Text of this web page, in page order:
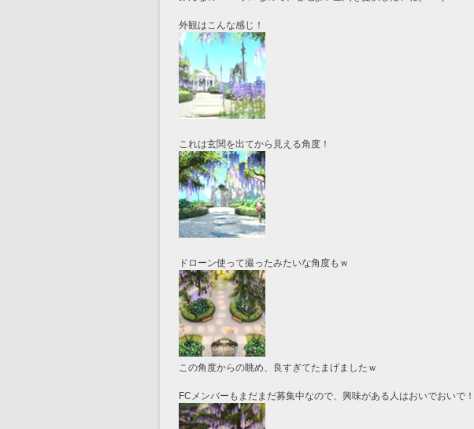
外観はこんな感じ！
これは玄関を出てから見える角度！
ドローン使って撮ったみたいな角度もｗ
この角度からの眺め、良すぎてたまげましたｗ
FCメンバーもまだまだ募集中なので、興味がある人はおいでおいで！